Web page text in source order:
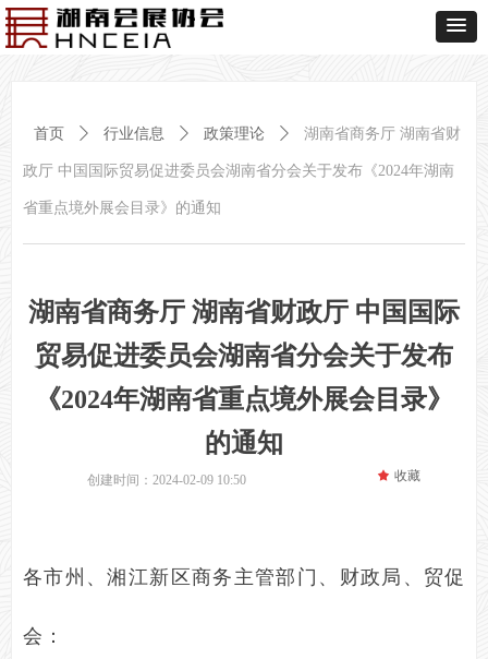
湖南省商务厅 湖南省财政厅 中国国际
贸易促进委员会湖南省分会关于发布
《2024年湖南省重点境外展会目录》
的通知
各市州、湘江新区商务主管部门、财政局、贸促
会：
首页 ꄲ 行业信息 ꄲ 政策理论 ꄲ 湖南省商务厅 湖南省财
政厅 中国国际贸易促进委员会湖南省分会关于发布《2024年湖南
省重点境外展会目录》的通知
创建时间： 2024-02-09 10:50 끄 收藏